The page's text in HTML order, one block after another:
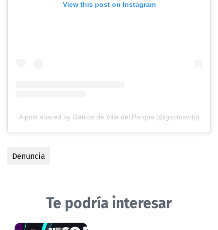
View this post on Instagram
A post shared by Gatitos de Villa del Parque (@gatitosvdp)
Denuncia
Te podría interesar